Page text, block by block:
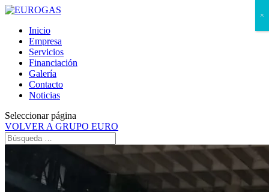
Inicio
Empresa
Servicios
Financiación
Galería
Contacto
Noticias
Seleccionar página
VOLVER A GRUPO EURO
×